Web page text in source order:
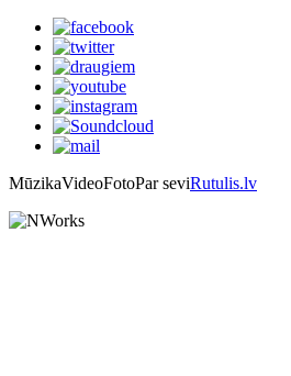
MūzikaVideoFotoPar seviRutulis.lv